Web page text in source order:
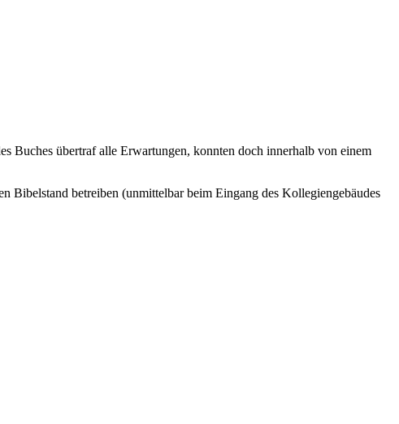
übertraf alle Erwartungen, konnten doch innerhalb von einem
Bibelstand betreiben (unmittelbar beim Eingang des Kollegiengebäudes